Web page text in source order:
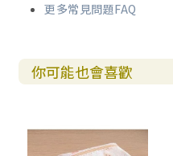
更多常見問題FAQ
你可能也會喜歡